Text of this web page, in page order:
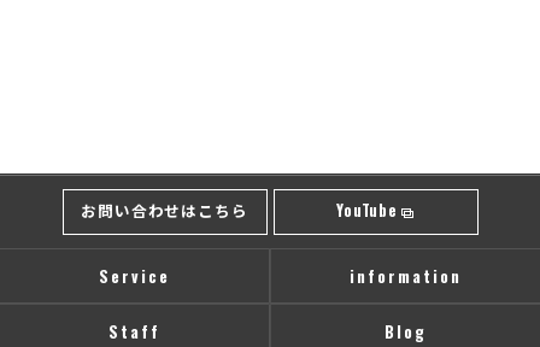
お問い合わせはこちら YouTube
Service information
Staff Blog